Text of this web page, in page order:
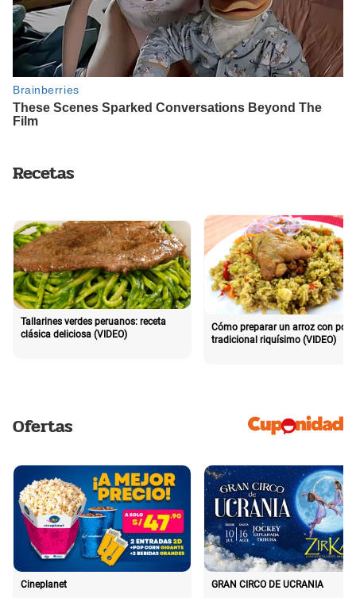
Recetas
Tallarines verdes peruanos: receta
clásica deliciosa (VIDEO)
Cómo preparar un arroz con pollo
tradicional riquísimo (VIDEO)
Ofertas
Cineplanet GRAN CIRCO DE UCRANIA